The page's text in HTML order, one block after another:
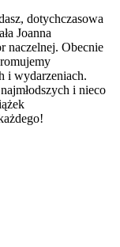
dotychczasowa
Joanna
naczelnej. Obecnie
i wydarzeniach.
i nieco